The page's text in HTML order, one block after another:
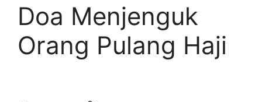
Doa Menjenguk
Orang Pulang Haji